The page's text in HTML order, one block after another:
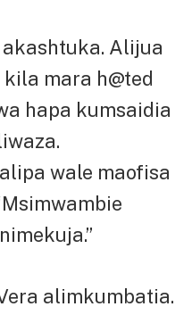
Alijua
mara h@ted
hapa kumsaidia
wale maofisa
alimkumbatia.